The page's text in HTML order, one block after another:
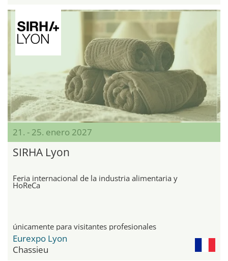
21. - 25. enero 2027
SIRHA Lyon
Feria internacional de la industria alimentaria y
HoReCa
únicamente para visitantes profesionales
Eurexpo Lyon
Chassieu